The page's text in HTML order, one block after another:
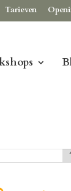
Tarieven